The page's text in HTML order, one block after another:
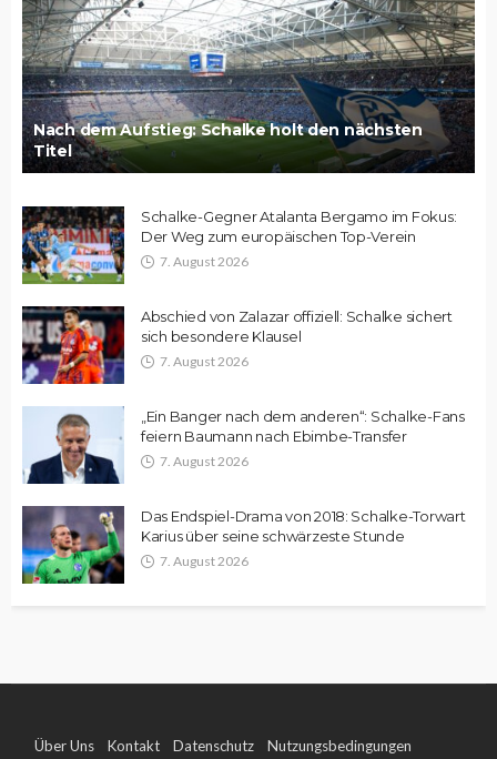
Nach dem Aufstieg: Schalke holt den nächsten
Titel
Schalke-Gegner Atalanta Bergamo im Fokus:
Der Weg zum europäischen Top-Verein
7. August 2026
Abschied von Zalazar offiziell: Schalke sichert
sich besondere Klausel
7. August 2026
„Ein Banger nach dem anderen“: Schalke-Fans
feiern Baumann nach Ebimbe-Transfer
7. August 2026
Das Endspiel-Drama von 2018: Schalke-Torwart
Karius über seine schwärzeste Stunde
7. August 2026
Über Uns Kontakt Datenschutz Nutzungsbedingungen